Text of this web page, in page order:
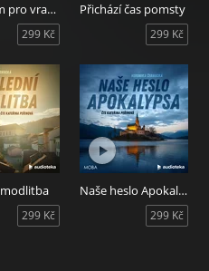
Autogram pro vraha
299 Kč
Přichází čas pomsty
299 Kč
299 Kč
Naše heslo Apokalypsa
299 Kč